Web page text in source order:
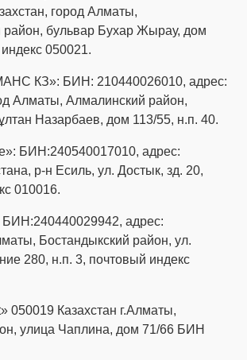
город Алматы,
район, бульвар Бухар Жырау, дом
050021.
КЗ»: БИН: 210440026010, адрес:
Алматы, Алмалинский район,
Назарбаев, дом 113/55, н.п. 40.
БИН:240540017010, адрес:
р-н Есиль, ул. Достык, зд. 20,
010016.
адрес:
Бостандыкский район, ул.
280, н.п. 3, почтовый индекс
050019 Казахстан г.Алматы,
улица Чаплина, дом 71/66 БИН